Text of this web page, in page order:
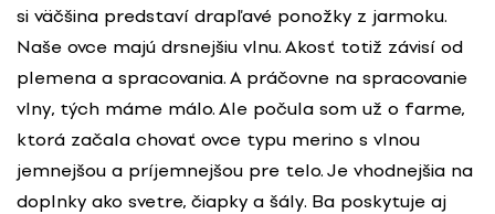
si väčšina predstaví drapľavé ponožky z jarmoku.
Naše ovce majú drsnejšiu vlnu. Akosť totiž závisí od
plemena a spracovania. A práčovne na spracovanie
vlny, tých máme málo. Ale počula som už o farme,
ktorá začala chovať ovce typu merino s vlnou
jemnejšou a príjemnejšou pre telo. Je vhodnejšia na
doplnky ako svetre, čiapky a šály. Ba poskytuje aj